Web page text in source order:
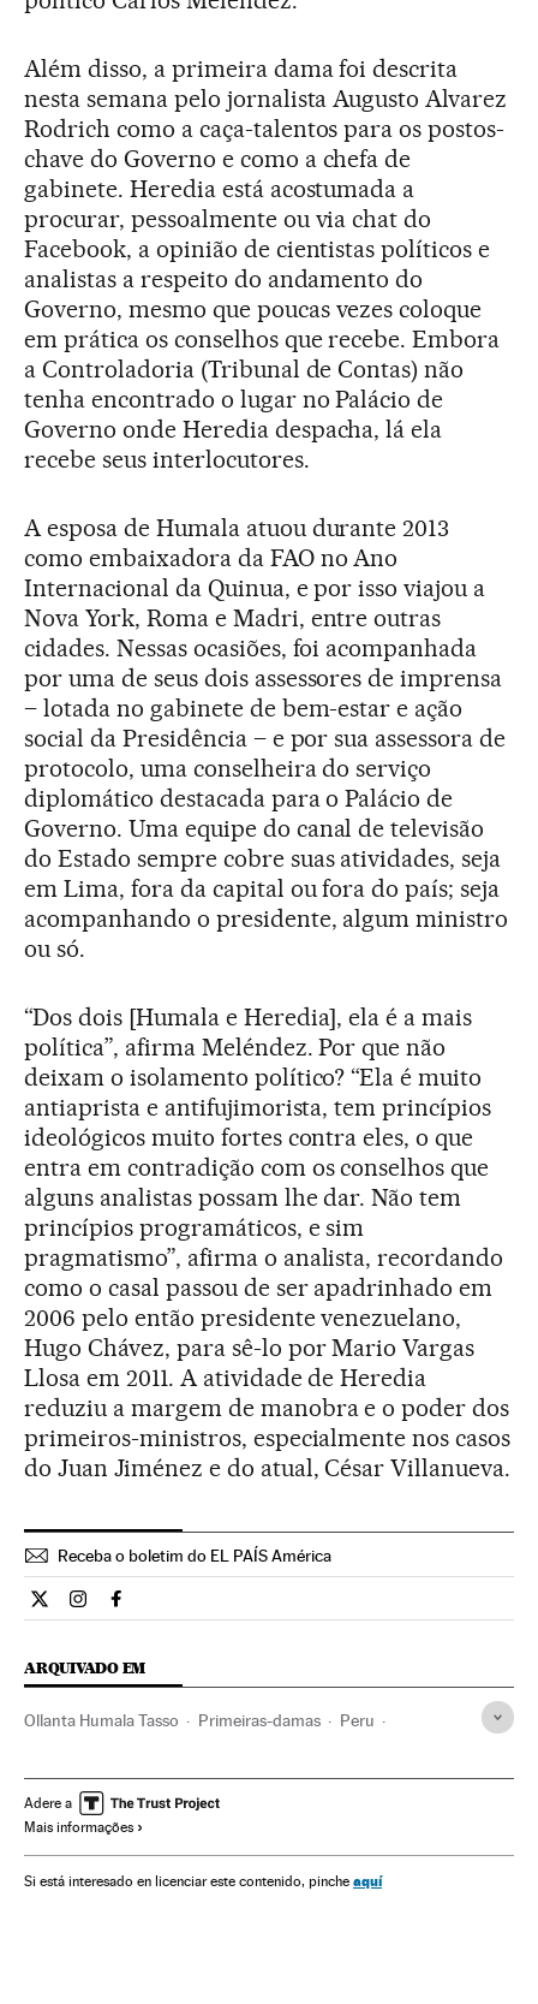
Além disso, a primeira dama foi descrita
nesta semana pelo jornalista Augusto Alvarez
Rodrich como a caça-talentos para os postos-
chave do Governo e como a chefa de
gabinete. Heredia está acostumada a
procurar, pessoalmente ou via chat do
Facebook, a opinião de cientistas políticos e
analistas a respeito do andamento do
Governo, mesmo que poucas vezes coloque
em prática os conselhos que recebe. Embora
a Controladoria (Tribunal de Contas) não
tenha encontrado o lugar no Palácio de
Governo onde Heredia despacha, lá ela
recebe seus interlocutores.
A esposa de Humala atuou durante 2013
como embaixadora da FAO no Ano
Internacional da Quinua, e por isso viajou a
Nova York, Roma e Madri, entre outras
cidades. Nessas ocasiões, foi acompanhada
por uma de seus dois assessores de imprensa
– lotada no gabinete de bem-estar e ação
social da Presidência – e por sua assessora de
protocolo, uma conselheira do serviço
diplomático destacada para o Palácio de
Governo. Uma equipe do canal de televisão
do Estado sempre cobre suas atividades, seja
em Lima, fora da capital ou fora do país; seja
acompanhando o presidente, algum ministro
ou só.
“Dos dois [Humala e Heredia], ela é a mais
política”, afirma Meléndez. Por que não
deixam o isolamento político? “Ela é muito
antiaprista e antifujimorista, tem princípios
ideológicos muito fortes contra eles, o que
entra em contradição com os conselhos que
alguns analistas possam lhe dar. Não tem
princípios programáticos, e sim
pragmatismo”, afirma o analista, recordando
como o casal passou de ser apadrinhado em
2006 pelo então presidente venezuelano,
Hugo Chávez, para sê-lo por Mario Vargas
Llosa em 2011. A atividade de Heredia
reduziu a margem de manobra e o poder dos
primeiros-ministros, especialmente nos casos
do Juan Jiménez e do atual, César Villanueva.
Receba o boletim do EL PAÍS América
Internacional El País Brasil en Twitter
Internacional El País Brasil en Instagram
Internacional El País Brasil en Facebook
ARQUIVADO EM
Ollanta Humala Tasso Primeiras-damas Peru
América Política
Adere a
Mais informações
Si está interesado en licenciar este contenido, pinche aquí